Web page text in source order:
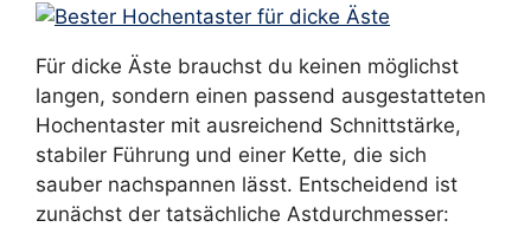
Für dicke Äste brauchst du keinen möglichst
langen, sondern einen passend ausgestatteten
Hochentaster mit ausreichend Schnittstärke,
stabiler Führung und einer Kette, die sich
sauber nachspannen lässt. Entscheidend ist
zunächst der tatsächliche Astdurchmesser: